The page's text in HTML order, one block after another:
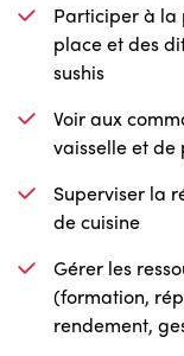
Participer à la
place et des
sushis
Voir aux
vaisselle et de
Superviser la
de cuisine
Gérer les
(formation,
rendement,